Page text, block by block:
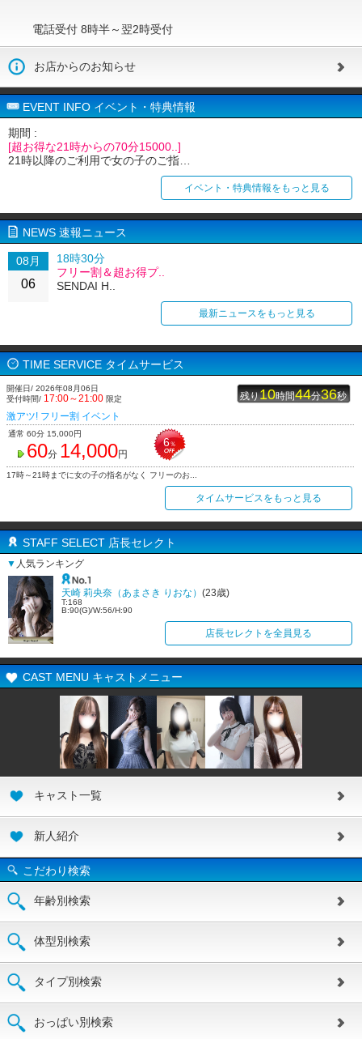
電話受付 8時半～翌2時受付
お店からのお知らせ
EVENT INFO イベント・特典情報
期間 :
[超お得な21時からの70分15000..]
21時以降のご利用で女の子のご指…
イベント・特典情報をもっと見る
NEWS 速報ニュース
08月
06
18時30分
フリー割＆超お得プ..
SENDAI H..
最新ニュースをもっと見る
TIME SERVICE タイムサービス
開催日/ 2026年08月06日
受付時間/ 17:00～21:00 限定 残り10時間44分36秒
激アツ! フリー割 イベント
通常 60分 15,000円
60分 14,000円
6％
17時～21時までに女の子の指名がなく フリーのお...
タイムサービスをもっと見る
STAFF SELECT 店長セレクト
▼ 人気ランキング
天崎 莉央奈（あまさき りおな） (23歳)
T:168
B:90(G)/W:56/H:90
店長セレクトを全員見る
CAST MENU キャストメニュー
キャスト一覧
新人紹介
こだわり検索
年齢別検索
体型別検索
タイプ別検索
おっぱい別検索